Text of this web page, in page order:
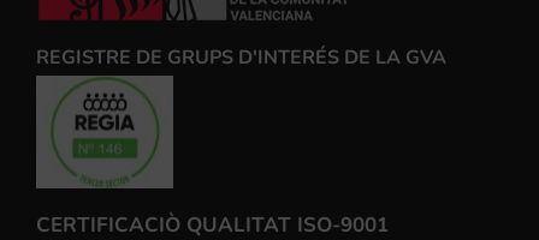
REGISTRE DE GRUPS D'INTERÉS DE LA GVA
CERTIFICACIÒ QUALITAT ISO-9001